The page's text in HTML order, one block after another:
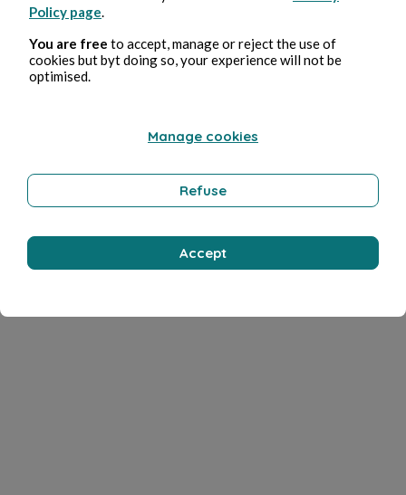
Policy page
You are free to accept, manage or reject the use of
cookies but byt doing so, your experience will not be
optimised.
Manage cookies
Refuse
Accept